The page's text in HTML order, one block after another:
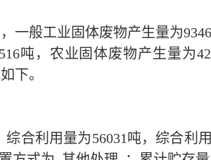
一般工业固体废物产生量为
吨，农业固体废物产生量为
下。
综合利用量为56031吨，综合利